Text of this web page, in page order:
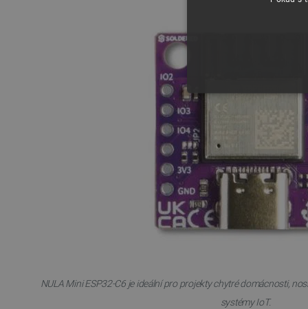
NULA Mini ESP32-C6 je ideální pro projekty chytré domácnosti,
systémy IoT.
NEZBYTNĚ
FUNKČNÍ
Nezbytně nutné soubory
nezbytně nutných souborů
udid